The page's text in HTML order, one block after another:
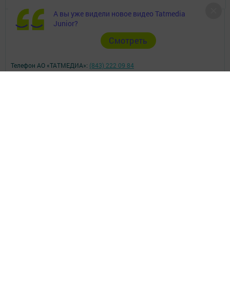
А вы уже видели новое видео Tatmedia
Junior?
Cмотреть
Телефон АО «ТАТМЕДИА»: (843) 222 09 84